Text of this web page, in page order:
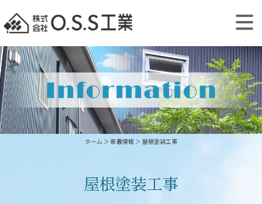
ホーム ＞ 新着情報 ＞ 屋根塗装工事
屋根塗装工事